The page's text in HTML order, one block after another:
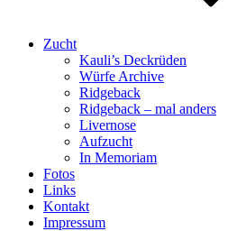
Zucht
Kauli’s Deckrüden
Würfe Archive
Ridgeback
Ridgeback – mal anders
Livernose
Aufzucht
In Memoriam
Fotos
Links
Kontakt
Impressum